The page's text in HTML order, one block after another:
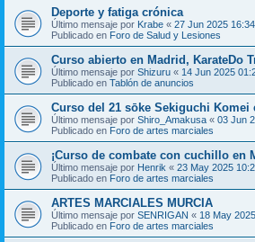
Deporte y fatiga crónica
Último mensaje por Krabe « 27 Jun 2025 16:34
Publicado en Foro de Salud y Lesiones
Curso abierto en Madrid, KarateDo
Último mensaje por Shizuru « 14 Jun 2025
Publicado en Tablón de anuncios
Curso del 21 sōke Sekiguchi Komei
Último mensaje por Shiro_Amakusa « 03 Jun
Publicado en Foro de artes marciales
¡Curso de combate con cuchillo en
Último mensaje por Henrik « 23 May 2025
Publicado en Foro de artes marciales
ARTES MARCIALES MURCIA
Último mensaje por SENRIGAN « 18 May
Publicado en Foro de artes marciales